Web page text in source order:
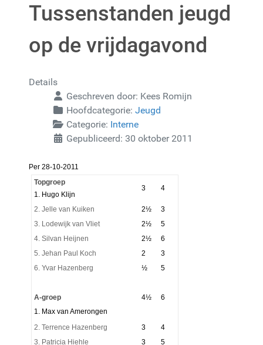
Tussenstanden jeugd
op de vrijdagavond
Details
Geschreven door: Kees Romijn
Hoofdcategorie: Jeugd
Categorie: Interne
Gepubliceerd: 30 oktober 2011
Per 28-10-2011
Topgroep
1. Hugo Klijn
3 4
2. Jelle van Kuiken 2½
3
3. Lodewijk van Vliet
2½
5
4. Silvan Heijnen
2½
6
5. Jehan Paul Koch
2
3
6. Yvar Hazenberg
½ 5
A-groep
1. Max van Amerongen
4½ 6
2. Terrence Hazenberg 3
4
3. Patricia Hiehle
3
5